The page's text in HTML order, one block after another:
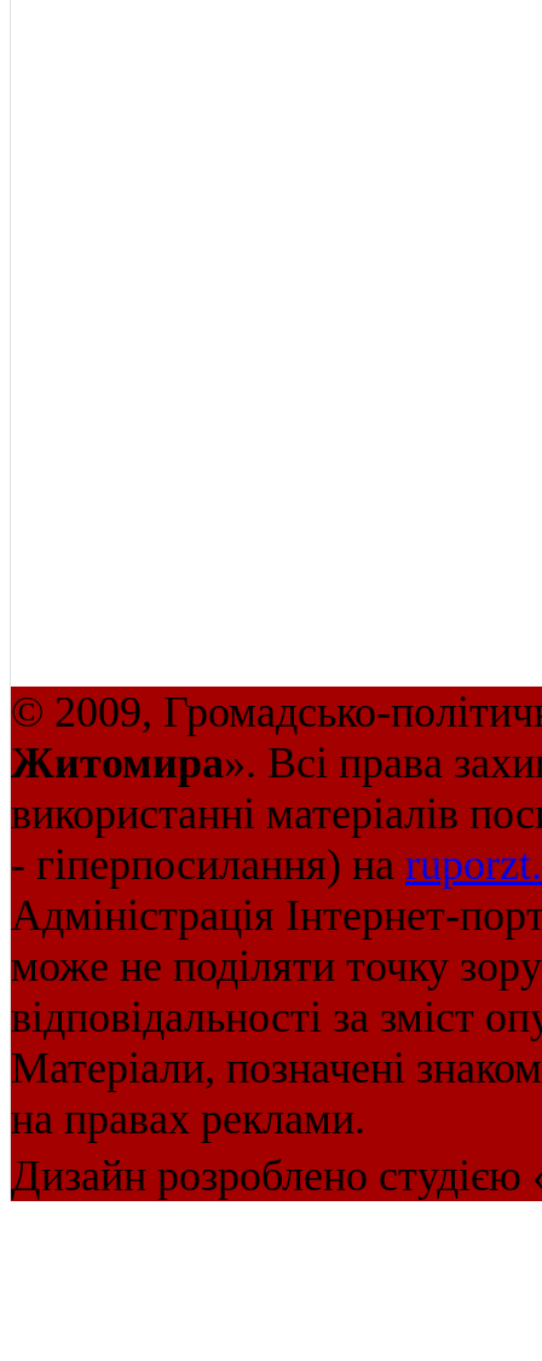
© 2009, Громадсько-
Житомира». Всі права
використанні матеріалів
- гіперпосилання) на
Адміністрація Інтернет-
може не поділяти точку
відповідальності за зміст
Матеріали, позначені
на правах реклами.
Дизайн розроблено студією